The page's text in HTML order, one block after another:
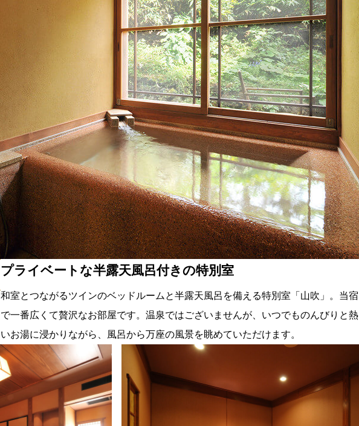
プライベートな半露天風呂付きの特別室
和室とつながるツインのベッドルームと半露天風呂を備える特別室「山吹」。当宿
で一番広くて贅沢なお部屋です。温泉ではございませんが、いつでものんびりと熱
いお湯に浸かりながら、風呂から万座の風景を眺めていただけます。